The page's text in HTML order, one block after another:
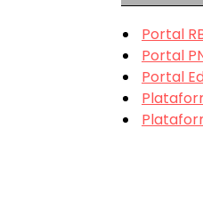
Portal
Portal
Portal